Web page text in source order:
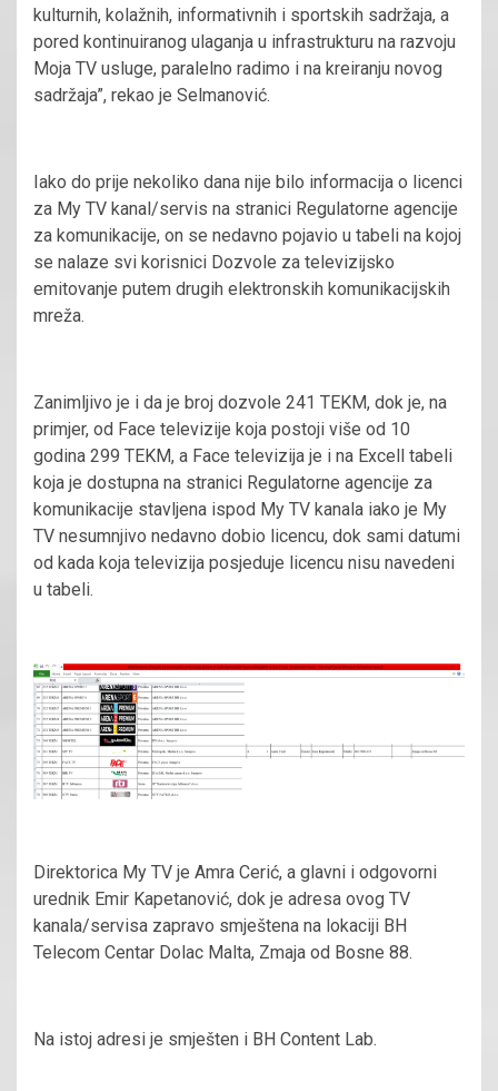
kulturnih, kolažnih, informativnih i sportskih sadržaja, a
pored kontinuiranog ulaganja u infrastrukturu na razvoju
Moja TV usluge, paralelno radimo i na kreiranju novog
sadržaja”, rekao je Selmanović.
Iako do prije nekoliko dana nije bilo informacija o licenci
za My TV kanal/servis na stranici Regulatorne agencije
za komunikacije, on se nedavno pojavio u tabeli na kojoj
se nalaze svi korisnici Dozvole za televizijsko
emitovanje putem drugih elektronskih komunikacijskih
mreža.
Zanimljivo je i da je broj dozvole 241 TEKM, dok je, na
primjer, od Face televizije koja postoji više od 10
godina 299 TEKM, a Face televizija je i na Excell tabeli
koja je dostupna na stranici Regulatorne agencije za
komunikacije stavljena ispod My TV kanala iako je My
TV nesumnjivo nedavno dobio licencu, dok sami datumi
od kada koja televizija posjeduje licencu nisu navedeni
u tabeli.
Direktorica My TV je Amra Cerić, a glavni i odgovorni
urednik Emir Kapetanović, dok je adresa ovog TV
kanala/servisa zapravo smještena na lokaciji BH
Telecom Centar Dolac Malta, Zmaja od Bosne 88.
Na istoj adresi je smješten i BH Content Lab.